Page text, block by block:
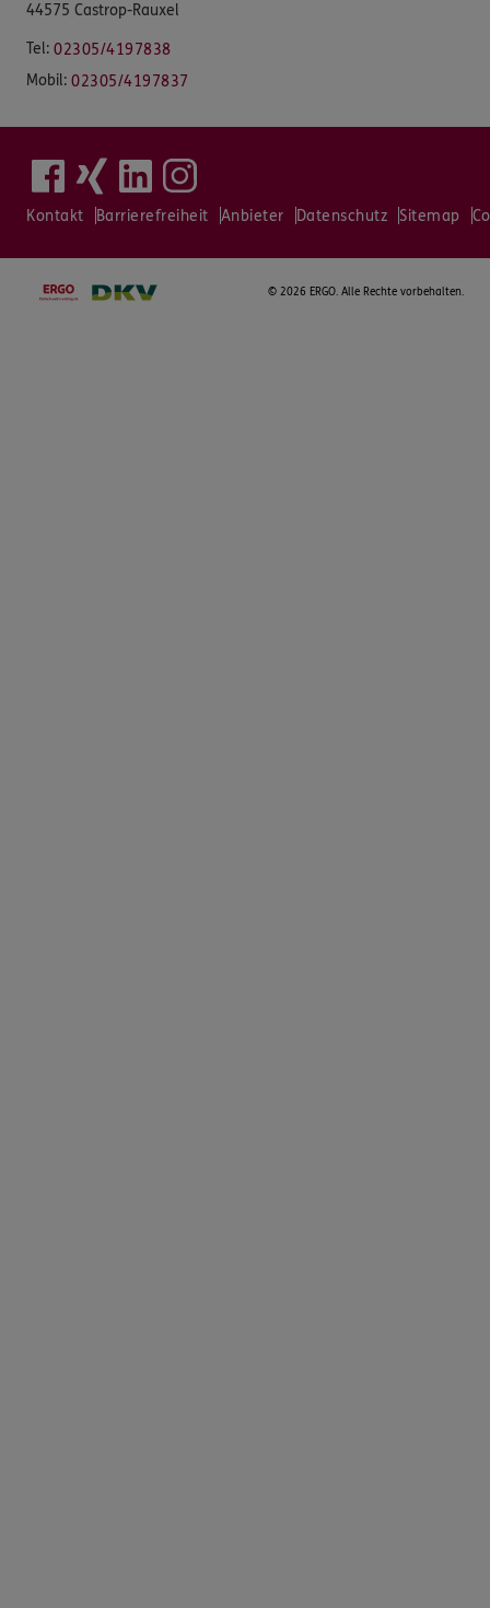
44575 Castrop-Rauxel
Tel: 02305/4197838
Mobil: 02305/4197837
Kontakt Barrierefreiheit Anbieter Datenschutz Sitemap
© 2026 ERGO. Alle Rechte vorbehalten.